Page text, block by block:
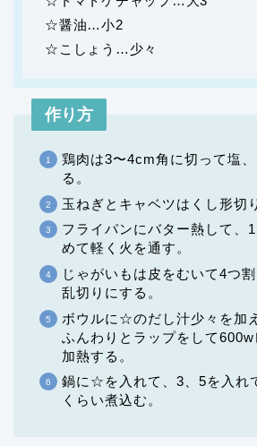
☆醤油…小2
☆こしょう…少々
作り方
鶏肉は3〜4cm角に切って塩
る。
玉ねぎとキャベツはくし形切
フライパンにバター熱して、
めて軽く火を通す。
じゃがいもは皮をむいて4つ
乱切りにする。
ボウルに☆のだし汁少々を加
ふんわりとラップをして
加熱する。
鍋に☆を入れて、3、5を入れ
くらい煮込む。